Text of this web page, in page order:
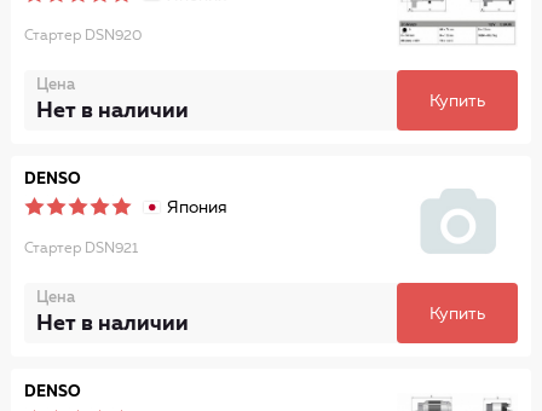
Стартер DSN920
Цена
Нет в наличии Купить
DENSO
Япония
Стартер DSN921
Цена
Нет в наличии Купить
DENSO